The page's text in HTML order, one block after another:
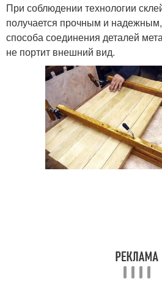
При соблюдении технологии
получается прочным и
способа соединения деталей
не портит внешний вид.